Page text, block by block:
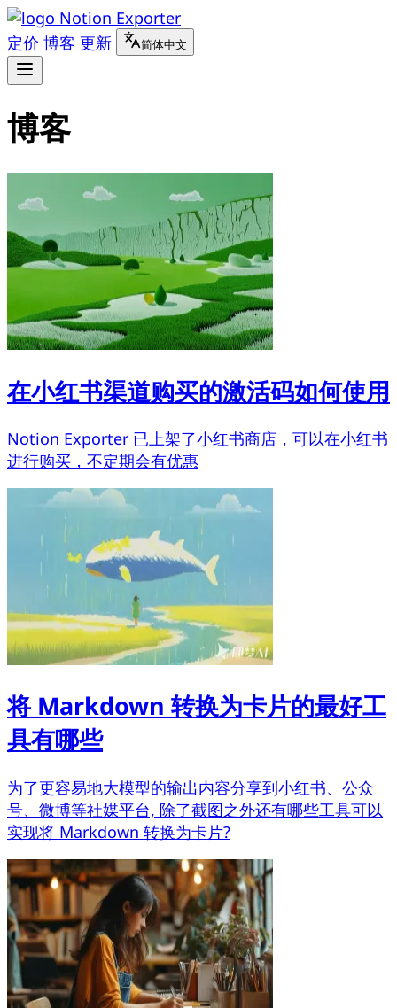
Notion Exporter
定价 博客 更新 简体中文
博客
在小红书渠道购买的激活码如何使用
Notion Exporter 已上架了小红书商店，可以在小红书
进行购买，不定期会有优惠
将 Markdown 转换为卡片的最好工
具有哪些
为了更容易地大模型的输出内容分享到小红书、公众
号、微博等社媒平台, 除了截图之外还有哪些工具可以
实现将 Markdown 转换为卡片?